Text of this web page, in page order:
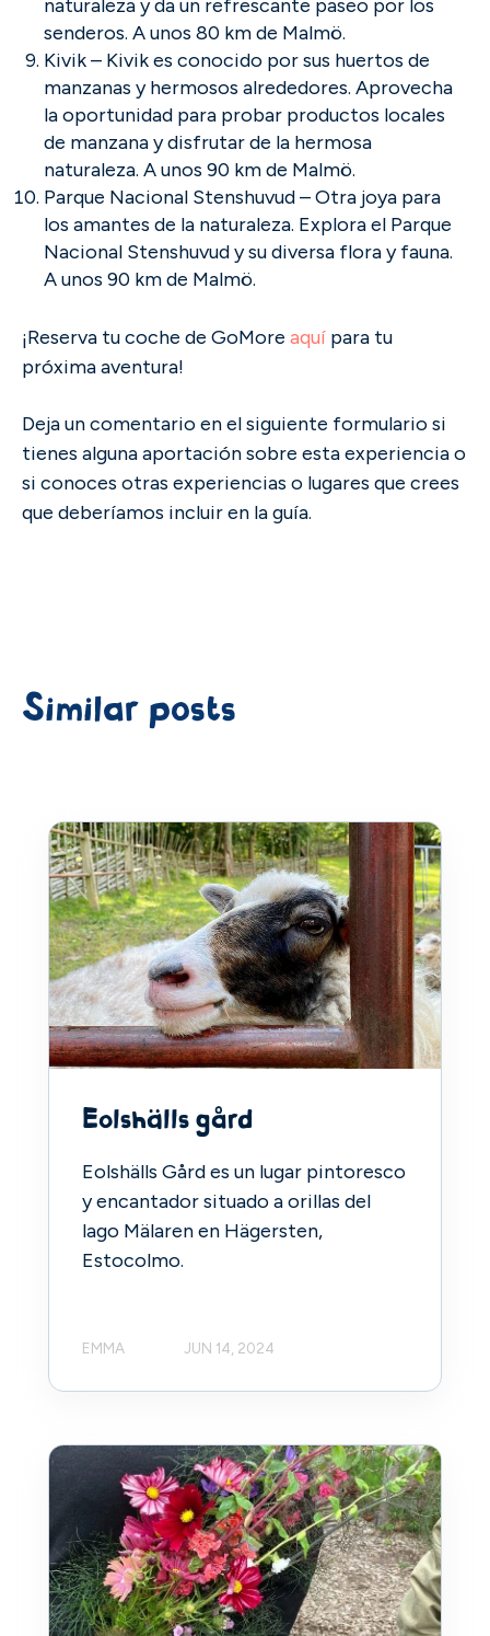
naturaleza y da un refrescante paseo por los
senderos. A unos 80 km de Malmö.
Kivik – Kivik es conocido por sus huertos de
manzanas y hermosos alrededores. Aprovecha
la oportunidad para probar productos locales
de manzana y disfrutar de la hermosa
naturaleza. A unos 90 km de Malmö.
Parque Nacional Stenshuvud – Otra joya para
los amantes de la naturaleza. Explora el Parque
Nacional Stenshuvud y su diversa flora y fauna.
A unos 90 km de Malmö.
¡Reserva tu coche de GoMore aquí para tu
próxima aventura!
Deja un comentario en el siguiente formulario si
tienes alguna aportación sobre esta experiencia o
si conoces otras experiencias o lugares que crees
que deberíamos incluir en la guía.
Similar posts
Eolshälls gård
Eolshälls Gård es un lugar pintoresco
y encantador situado a orillas del
lago Mälaren en Hägersten,
Estocolmo.
EMMA JUN 14, 2024